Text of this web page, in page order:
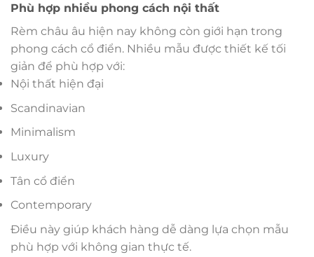
Phù hợp nhiều phong cách nội thất
Rèm châu âu hiện nay không còn giới hạn trong
phong cách cổ điển. Nhiều mẫu được thiết kế tối
giản để phù hợp với:
Nội thất hiện đại
Scandinavian
Minimalism
Luxury
Tân cổ điển
Contemporary
Điều này giúp khách hàng dễ dàng lựa chọn mẫu
phù hợp với không gian thực tế.